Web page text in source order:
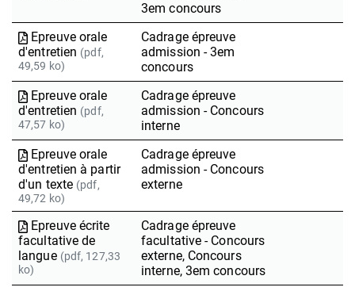
3em concours
Epreuve orale
d'entretien (pdf,
49,59 ko)
Cadrage épreuve
admission - 3em
concours
Epreuve orale
d'entretien (pdf,
47,57 ko)
Cadrage épreuve
admission - Concours
interne
Epreuve orale
d'entretien à partir
d'un texte (pdf,
49,72 ko)
Cadrage épreuve
admission - Concours
externe
Epreuve écrite
facultative de
langue (pdf, 127,33
ko)
Cadrage épreuve
facultative - Concours
externe, Concours
interne, 3em concours